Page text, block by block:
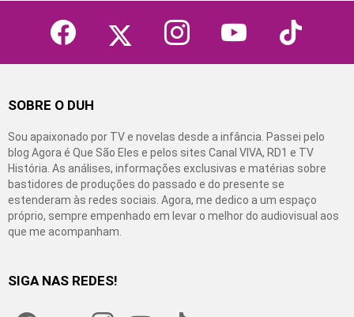
facebook instagram youtube tiktok
SOBRE O DUH
Sou apaixonado por TV e novelas desde a infância. Passei pelo
blog Agora é Que São Eles e pelos sites Canal VIVA, RD1 e TV
História. As análises, informações exclusivas e matérias sobre
bastidores de produções do passado e do presente se
estenderam às redes sociais. Agora, me dedico a um espaço
próprio, sempre empenhado em levar o melhor do audiovisual aos
que me acompanham.
SIGA NAS REDES!